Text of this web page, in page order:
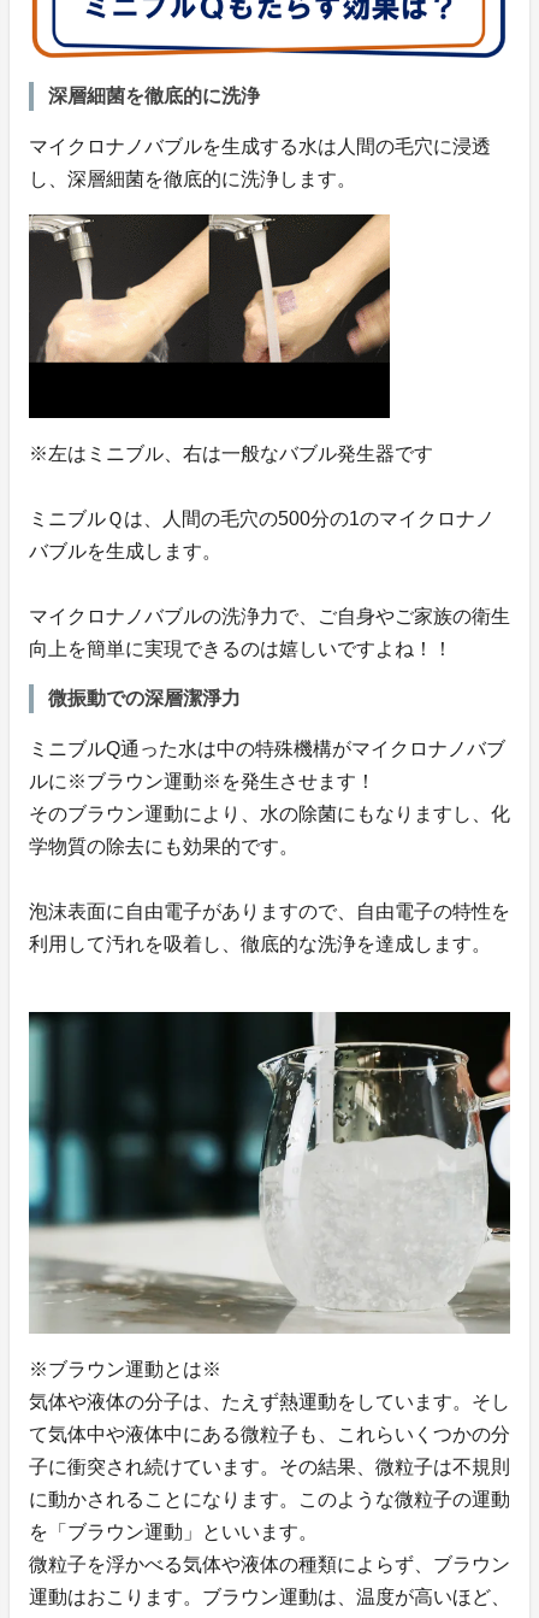
深層細菌を徹底的に洗浄
マイクロナノバブルを生成する水は人間の毛穴に浸透
し、深層細菌を徹底的に洗浄します。
※左はミニブル、右は一般なバブル発生器です
ミニブルＱは、人間の毛穴の500分の1のマイクロナノ
バブルを生成します。
マイクロナノバブルの洗浄力で、ご自身やご家族の衛生
向上を簡単に実現できるのは嬉しいですよね！！
微振動での深層潔淨力
ミニブルQ通った水は中の特殊機構がマイクロナノバブ
ルに※ブラウン運動※を発生させます！
そのブラウン運動により、水の除菌にもなりますし、化
学物質の除去にも効果的です。
泡沫表面に自由電子がありますので、自由電子の特性を
利用して汚れを吸着し、徹底的な洗浄を達成します。
※ブラウン運動とは※
気体や液体の分子は、たえず熱運動をしています。そし
て気体中や液体中にある微粒子も、これらいくつかの分
子に衝突され続けています。その結果、微粒子は不規則
に動かされることになります。このような微粒子の運動
を「ブラウン運動」といいます。
微粒子を浮かべる気体や液体の種類によらず、ブラウン
運動はおこります。ブラウン運動は、温度が高いほど、